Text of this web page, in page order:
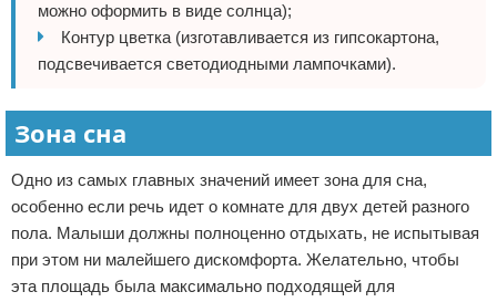
можно оформить в виде солнца);
Контур цветка (изготавливается из гипсокартона,
подсвечивается светодиодными лампочками).
Зона сна
Одно из самых главных значений имеет зона для сна,
особенно если речь идет о комнате для двух детей разного
пола. Малыши должны полноценно отдыхать, не испытывая
при этом ни малейшего дискомфорта. Желательно, чтобы
эта площадь была максимально подходящей для